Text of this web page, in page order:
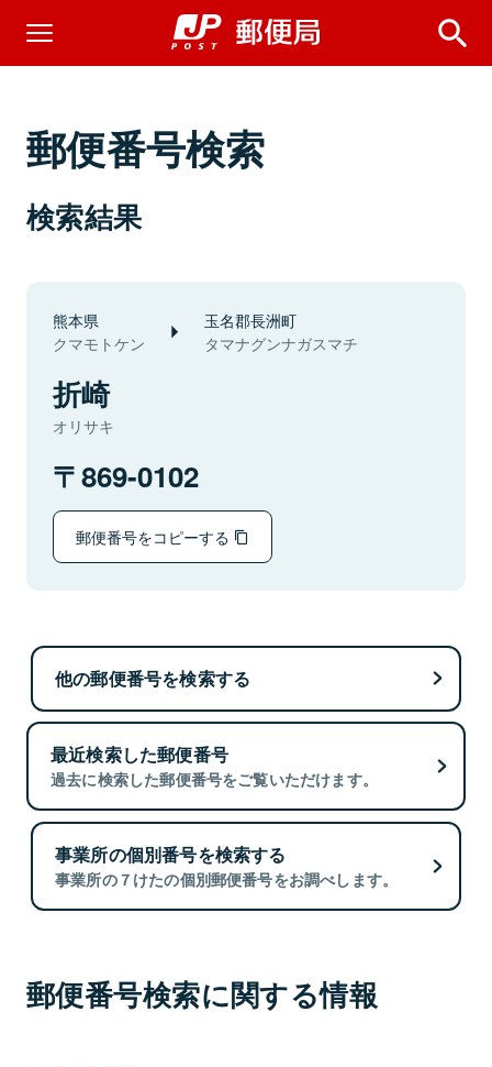
郵便番号検索
検索結果
熊本県
クマモトケン
玉名郡長洲町
タマナグンナガスマチ
折崎
オリサキ
869-0102
郵便番号をコピーする
他の郵便番号を検索する
最近検索した郵便番号
過去に検索した郵便番号をご覧いただけます。
事業所の個別番号を検索する
事業所の７けたの個別郵便番号をお調べします。
郵便番号検索に関する情報